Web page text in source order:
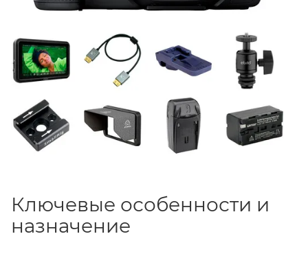
Ключевые особенности и
назначение